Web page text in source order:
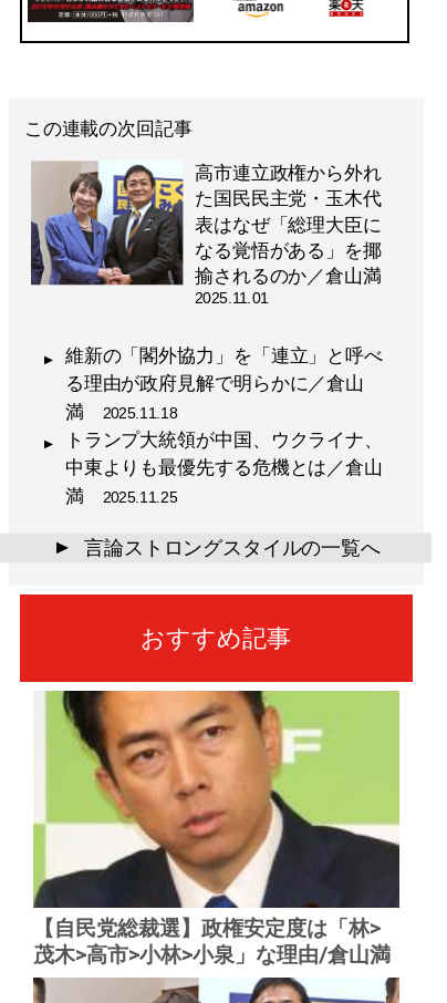
この連載の次回記事
高市連立政権から外れ
た国民民主党・玉木代
表はなぜ「総理大臣に
なる覚悟がある」を揶
揄されるのか／倉山満
2025.11.01
維新の「閣外協力」を「連立」と呼べ
る理由が政府見解で明らかに／倉山
満
2025.11.18
トランプ大統領が中国、ウクライナ、
中東よりも最優先する危機とは／倉山
満
2025.11.25
▲ 言論ストロングスタイルの一覧へ
おすすめ記事
【自民党総裁選】政権安定度は「林>
茂木>高市>小林>小泉」な理由/倉山満